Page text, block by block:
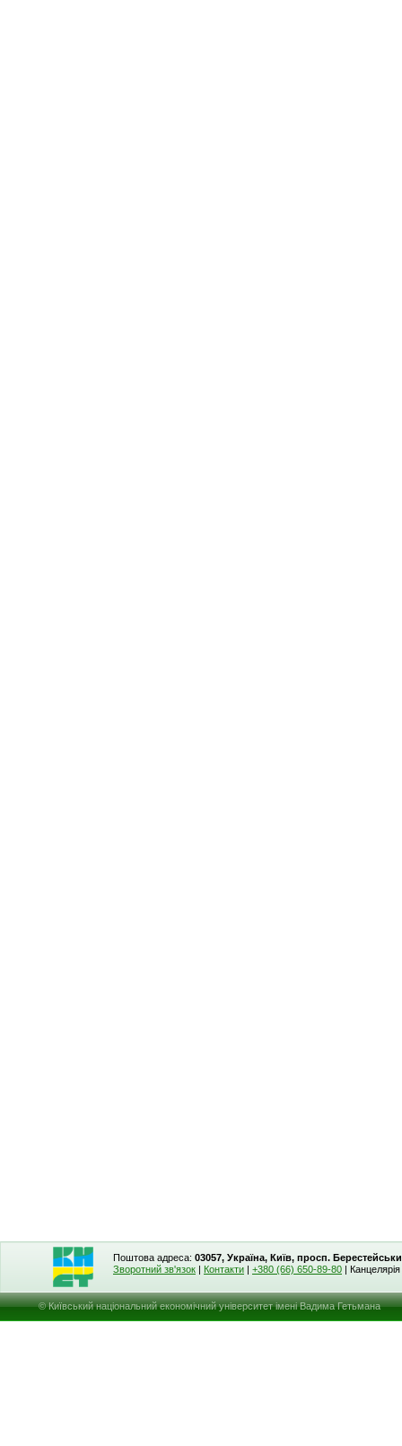
Поштова адреса: 03057, Україна, Київ, просп.
Зворотний зв'язок | Контакти | +380 (66) 650-89-80 | Канцелярія
© Київський національний економічний університет імені Вадима Гетьмана